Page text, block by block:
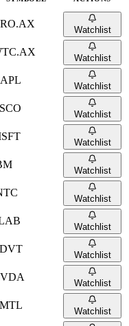
Watchlist
Watchlist
Watchlist
Watchlist
Watchlist
Watchlist
Watchlist
Watchlist
Watchlist
Watchlist
Watchlist